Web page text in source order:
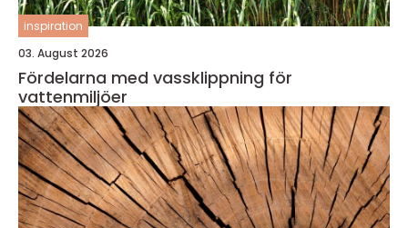
inspiration
03. August 2026
Fördelarna med vassklippning för
vattenmiljöer